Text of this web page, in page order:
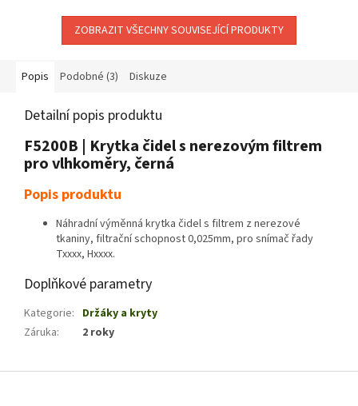
přístrojem a bez...
přístrojem a bez...
ZOBRAZIT VŠECHNY SOUVISEJÍCÍ PRODUKTY
Popis Podobné (3) Diskuze
Detailní popis produktu
F5200B | Krytka čidel s nerezovým filtrem
pro vlhkoměry, černá
Popis produktu
Náhradní výměnná krytka čidel s filtrem z nerezové
tkaniny, filtrační schopnost 0,025mm, pro snímač řady
Txxxx, Hxxxx.
Doplňkové parametry
Kategorie: Držáky a kryty
Záruka: 2 roky
Z